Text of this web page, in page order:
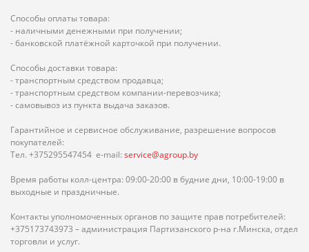
Способы оплаты товара:
- наличными денежными при получении;
- банковской платёжной карточкой при получении.
Способы доставки товара:
- транспортным средством продавца;
- транспортным средством компании-перевозчика;
- самовывоз из пункта выдача заказов.
Гарантийное и сервисное обслуживание, разрешение вопросов
покупателей:
Тел. +375295547454 e-mail: service@agroup.by
Время работы колл-центра: 09:00-20:00 в будние дни, 10:00-19:00 в
выходные и праздничные.
Контакты уполномоченных органов по защите прав потребителей:
+375173743973 – администрация Партизанского р-на г.Минска, отдел
торговли и услуг.